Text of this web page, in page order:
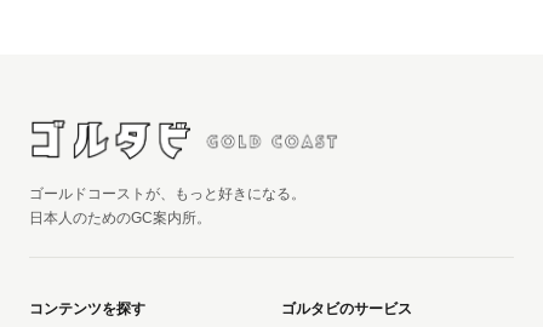
ゴールドコーストが、もっと好きになる。
日本人のためのGC案内所。
コンテンツを探す ゴルタビのサービス